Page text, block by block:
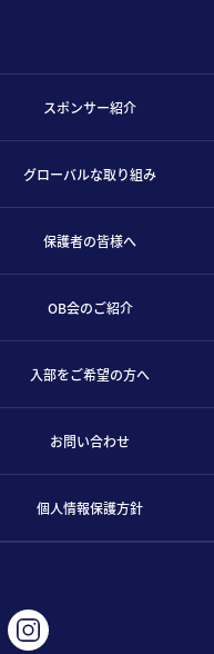
スポンサー紹介
グローバルな取り組み
保護者の皆様へ
OB会のご紹介
入部をご希望の方へ
お問い合わせ
個人情報保護方針